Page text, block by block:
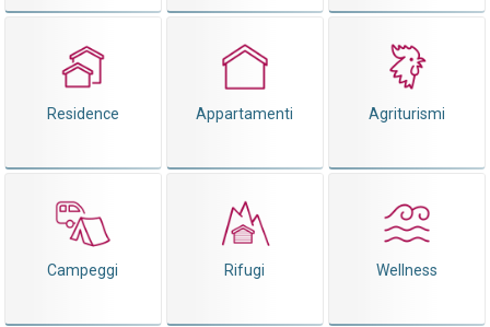
Residence Appartamenti Agriturismi
Campeggi Rifugi Wellness